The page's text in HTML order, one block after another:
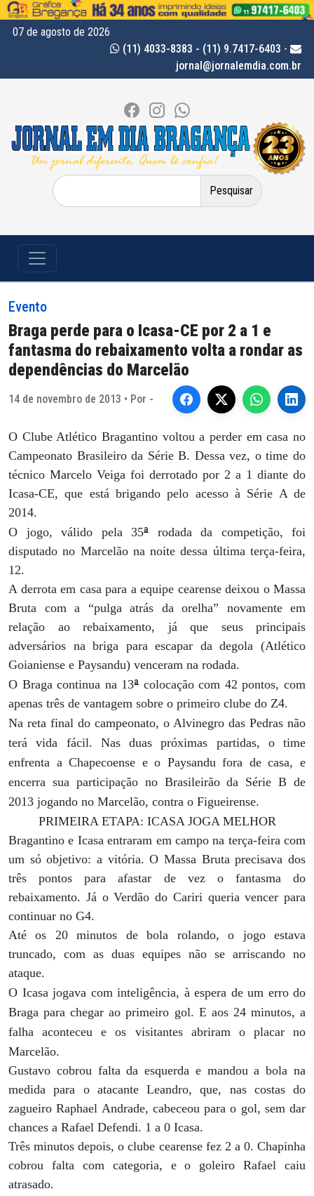
07 de agosto de 2026
(11) 4033-8383 - (11) 9.7417-6403 -
jornal@jornalemdia.com.br
Pesquisar
por:
Evento
Braga perde para o Icasa-CE por 2 a 1 e
fantasma do rebaixamento volta a rondar as
dependências do Marcelão
14 de novembro de 2013 • Por -
O Clube Atlético Bragantino voltou a perder em casa no
Campeonato Brasileiro da Série B. Dessa vez, o time do
técnico Marcelo Veiga foi derrotado por 2 a 1 diante do
Icasa-CE, que está brigando pelo acesso à Série A de
2014.
O jogo, válido pela 35ª rodada da competição, foi
disputado no Marcelão na noite dessa última terça-feira,
12.
A derrota em casa para a equipe cearense deixou o Massa
Bruta com a “pulga atrás da orelha” novamente em
relação ao rebaixamento, já que seus principais
adversários na briga para escapar da degola (Atlético
Goianiense e Paysandu) venceram na rodada.
O Braga continua na 13ªcolocação com 42 pontos, com
apenas três de vantagem sobre o primeiro clube do Z4.
Na reta final do campeonato, o Alvinegro das Pedras não
terá vida fácil. Nas duas próximas partidas, o time
enfrenta a Chapecoense e o Paysandu fora de casa, e
encerra sua participação no Brasileirão da Série B de
2013 jogando no Marcelão, contra o Figueirense.
PRIMEIRA ETAPA: ICASA JOGA MELHOR
Bragantino e Icasa entraram em campo na terça-feira com
um só objetivo: a vitória. O Massa Bruta precisava dos
três pontos para afastar de vez o fantasma do
rebaixamento. Já o Verdão do Cariri queria vencer para
continuar no G4.
Até os 20 minutos de bola rolando, o jogo estava
truncado, com as duas equipes não se arriscando no
ataque.
O Icasa jogava com inteligência, à espera de um erro do
Braga para chegar ao primeiro gol. E aos 24 minutos, a
falha aconteceu e os visitantes abriram o placar no
Marcelão.
Gustavo cobrou falta da esquerda e mandou a bola na
medida para o atacante Leandro, que, nas costas do
zagueiro Raphael Andrade, cabeceou para o gol, sem dar
chances a Rafael Defendi. 1 a 0 Icasa.
Três minutos depois, o clube cearense fez 2 a 0. Chapinha
cobrou falta com categoria, e o goleiro Rafael caiu
atrasado.